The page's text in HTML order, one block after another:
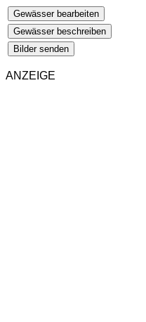
Gewässer bearbeiten
Gewässer beschreiben
Bilder senden
ANZEIGE